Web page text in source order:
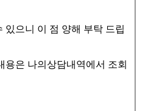
있으니 이 점 양해 부탁 드립
용은 나의상담내역에서 조회